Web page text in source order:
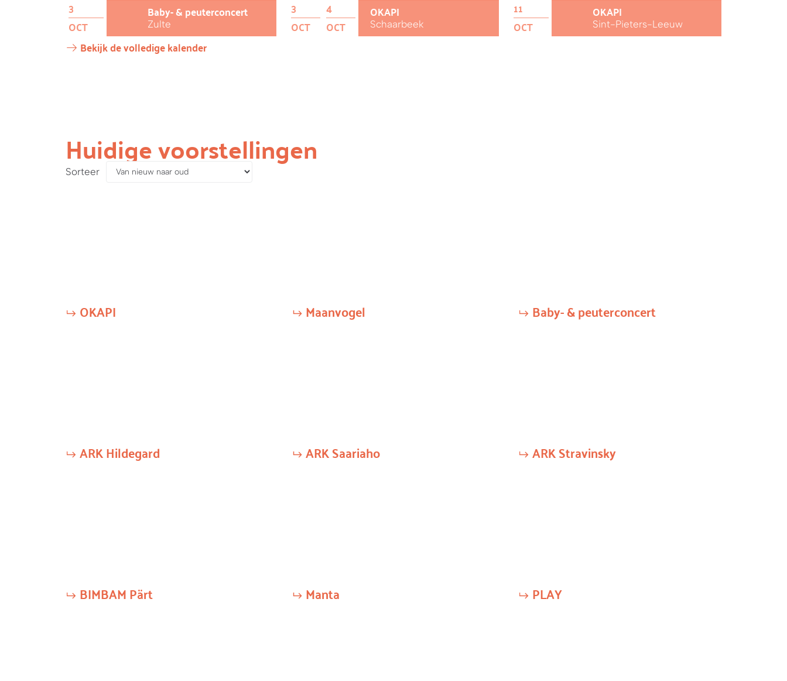
3
OCT
Baby- & peuterconcert
Zulte
3
OCT
4
OCT
OKAPI
Schaarbeek
11
OCT
OKAPI
Sint-Pieters-Leeuw
Bekijk de volledige kalender
Huidige voorstellingen
Sorteer
OKAPI Maanvogel Baby- & peuterconcert
ARK Hildegard ARK Saariaho ARK Stravinsky
BIMBAM Pärt Manta PLAY